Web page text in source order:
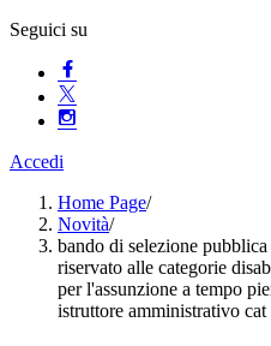
Seguici su
Accedi
Home Page/
Novità/
bando di selezione
riservato alle categorie
per l'assunzione a tempo
istruttore amministrativo cat